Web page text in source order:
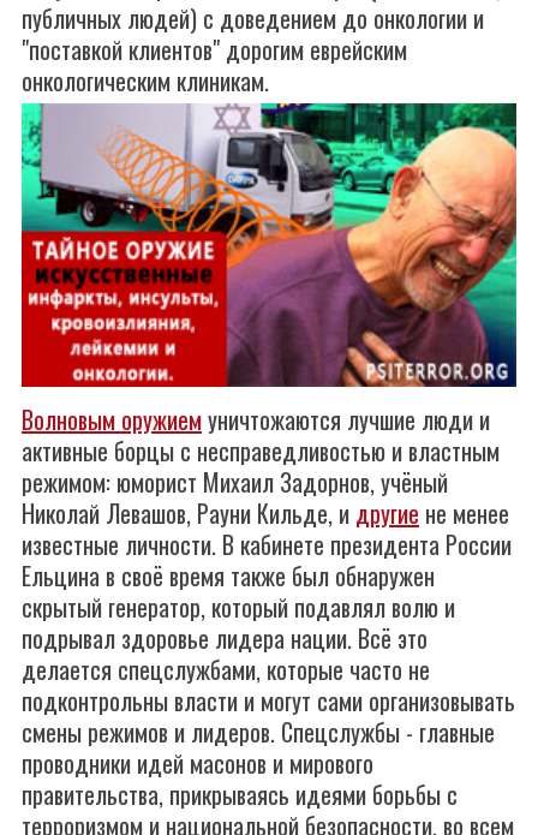
публичных людей) с доведением до онкологии и
"поставкой клиентов" дорогим еврейским
онкологическим клиникам.
Волновым оружиемуничтожаются лучшие люди и
активные борцы с несправедливостью и властным
режимом: юморист Михаил Задорнов, учёный
Николай Левашов, Рауни Кильде, и другие не менее
известные личности. В кабинете президента России
Ельцина в своё время также был обнаружен
скрытый генератор, который подавлял волю и
подрывал здоровье лидера нации. Всё это
делается спецслужбами, которые часто не
подконтрольны власти и могут сами организовывать
смены режимов и лидеров. Спецслужбы - главные
проводники идей масонов и мирового
правительства, прикрываясь идеями борьбы с
терроризмом и национальной безопасности, во всем